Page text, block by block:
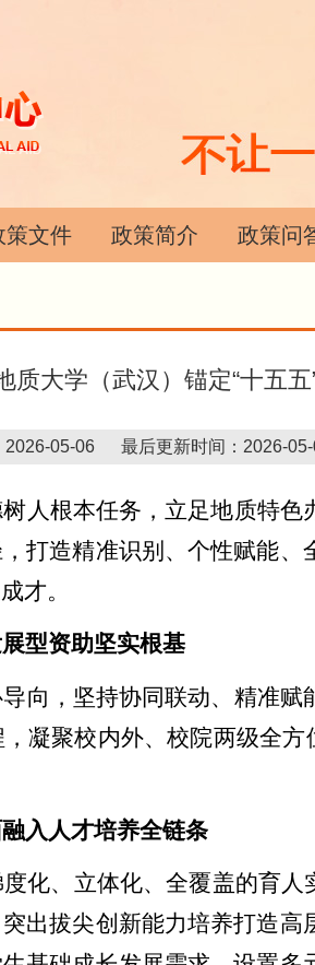
策文件 政策简介 政策问
质大学（武汉）锚定“十五
05-06 最后更新时间：2026-
人根本任务，立足地质特
打造精准识别、个性赋能
才。
型资助坚实根基
向，坚持协同联动、精准
凝聚校内外、校院两级全方
入人才培养全链条
化、立体化、全覆盖的育人
出拔尖创新能力培养打造高